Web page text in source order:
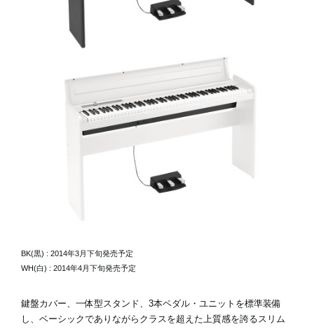
BK(黒) : 2014年3月下旬発売予定
WH(白) : 2014年4月下旬発売予定
鍵盤カバー、一体型スタンド、3本ペダル・ユニットを標準装備
し、ベーシックでありながらクラスを超えた上質感を誇るスリム